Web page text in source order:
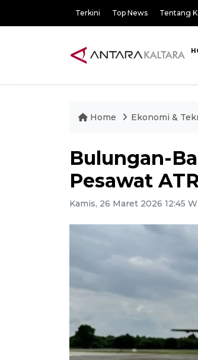
Terkini Top News Tentang
Home Ekonomi &
Bulungan-
Pesawat
Kamis, 26 Maret 2026 12:45